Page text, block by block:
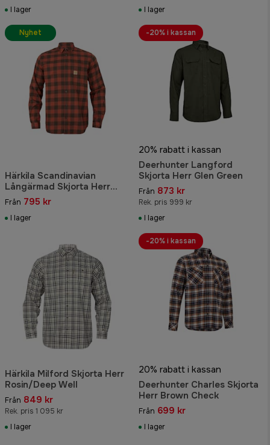
I lager
I lager
Härkila Scandinavian
Långärmad Skjorta Herr
Autumn Orange Check
Från 795 kr
I lager
Nyhet
20% rabatt i kassan
Deerhunter Langford
Skjorta Herr Glen Green
Från 873 kr
Rek. pris 999 kr
I lager
-20% i kassan
Härkila Milford Skjorta Herr
Rosin/Deep Well
Från 849 kr
Rek. pris 1 095 kr
I lager
20% rabatt i kassan
Deerhunter Charles Skjorta
Herr Brown Check
Från 699 kr
I lager
-20% i kassan